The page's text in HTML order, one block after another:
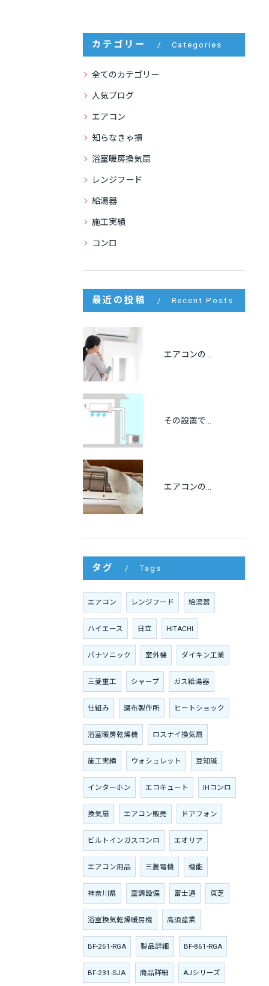
カテゴリー Categories
全てのカテゴリー
人気ブログ
エアコン
知らなきゃ損
浴室暖房換気扇
レンジフード
給湯器
施工実績
コンロ
最近の投稿 Recent Posts
タグ Tags
エアコン レンジフード 給湯器
ハイエース 日立 HITACHI
パナソニック 室外機 ダイキン工業
三菱重工 シャープ ガス給湯器
仕組み 調布製作所 ヒートショック
浴室暖房乾燥機 ロスナイ換気扇
施工実績 ウォシュレット 豆知識
インターホン エコキュート IHコンロ
換気扇 エアコン販売 ドアフォン
ビルトインガスコンロ エオリア
エアコン用品 三菱電機 機能
神奈川県 空調設備 富士通 東芝
浴室換気乾燥暖房機 高須産業
BF-261-RGA 製品詳細 BF-861-RGA
BF-231-SJA 商品詳細 AJシリーズ